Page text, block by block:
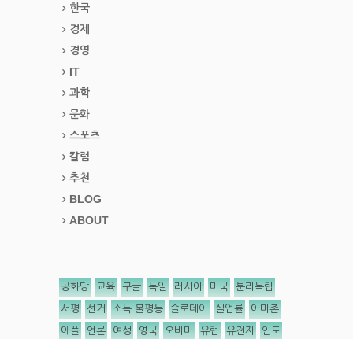
한국
경제
경영
IT
과학
문화
스포츠
칼럼
추천
BLOG
ABOUT
공화당 교육 구글 독일 러시아 미국 분리독립
서평 선거 소득 불평등 슬로데이 실업률 아마존
애플 언론 여성 영국 오바마 유럽 유전자 인도